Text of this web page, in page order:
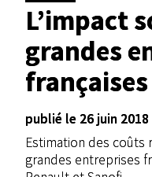
L’impact
grandes
françaises
publié le 26 juin 2018
Estimation des coûts
grandes entreprises